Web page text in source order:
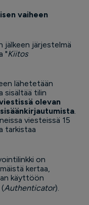
vaiheen
jälkeen järjestelmä
"Kiitos
lähetetään
sisältää tilin
olevan
.
viesteissä 15
tarkistaa
on
kertaa,
käyttöön
(Authenticator).